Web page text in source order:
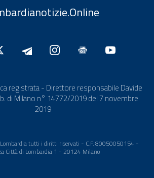
registrata - Direttore responsabile Davide
di Milano n° 14772/2019 del 7 novembre
2019
Lombardia tutti i diritti riservati - C.F. 80050050154 -
Città di Lombardia 1 - 20124 Milano